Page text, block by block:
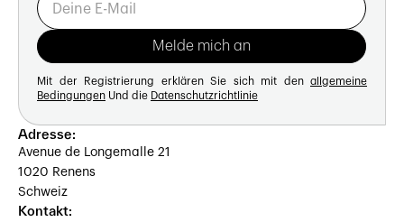
Mit der Registrierung erklären Sie sich mit den allgemeine
Bedingungen Und die Datenschutzrichtlinie
Adresse:
Avenue de Longemalle 21
1020 Renens
Schweiz
Kontakt: